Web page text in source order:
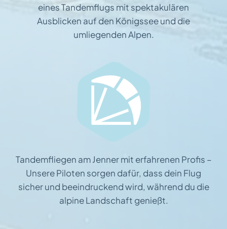
eines Tandemflugs mit spektakulären
Ausblicken auf den Königssee und die
umliegenden Alpen.
Tandemfliegen am Jenner mit erfahrenen Profis –
Unsere Piloten sorgen dafür, dass dein Flug
sicher und beeindruckend wird, während du die
alpine Landschaft genießt.